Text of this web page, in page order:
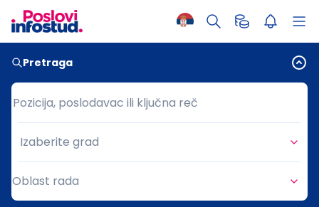
Pretraga
Pozicija, poslodavac ili ključna reč
Pozicija, poslodavac ili ključna reč
Grad
Izaberite grad
Oblast rada